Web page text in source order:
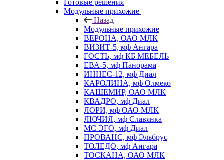
Готовые решения
Модульные прихожие
Назад
Модульные прихожие
ВЕРОНА, ОАО МЛК
ВИЗИТ-5, мф Ангара
ГОСТЬ, мф КБ МЕБЕЛЬ
ЕВА-5, мф Панорама
ИННЕС-12, мф Диал
КАРОЛИНА, мф Олмеко
КАШЕМИР, ОАО МЛК
КВАДРО, мф Диал
ЛОРИ, мф ОАО МЛК
ЛЮЧИЯ, мф Славянка
МС ЭГО, мф Диал
ПРОВАНС, мф Эльбрус
ТОЛЕДО, мф Ангара
ТОСКАНА, ОАО МЛК